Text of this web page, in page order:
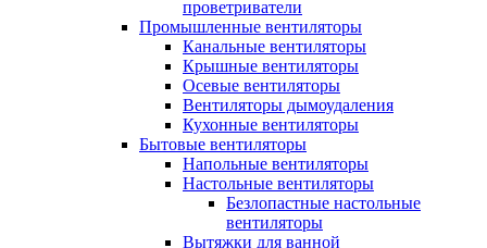
проветриватели
Промышленные вентиляторы
Канальные вентиляторы
Крышные вентиляторы
Осевые вентиляторы
Вентиляторы дымоудаления
Кухонные вентиляторы
Бытовые вентиляторы
Напольные вентиляторы
Настольные вентиляторы
Безлопастные настольные
вентиляторы
Вытяжки для ванной